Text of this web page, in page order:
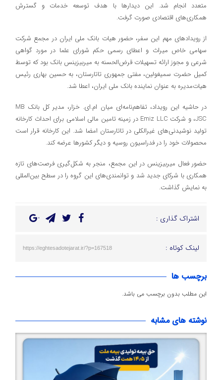
متعدد انجام شد. این دیدارها با هدف توسعه خدمات و گسترش
همکاری‌های اقتصادی صورت گرفت.
از رویدادهای مهم این سفر، حضور هیات بانک ملی ایران در مجمع شرکت
سهامی خاص میراث و اعطای رسمی حکم شورای علما در مورد گواهی
شرعی و مجوز ارائه تسهیلات قرض‌الحسنه به میربیزینس بانک بود که توسط
کمیل حضرت سمیغولین، مفتی جمهوری تاتارستان، به حسین بهاری رئیس
هیات‌مدیره به عنوان نماینده بانک ملی ایران، اعطا شد.
در حاشیه این رویداد، تفاهم‌نامه‌ای میان ام.ای. خزار، مدیر کل بانک MB
JSC، و شرکت Emiz LLC در زمینه تامین مالی اسلامی برای احداث کارخانه
تولید نوشیدنی‌های غیرالکلی در تاتارستان امضا شد. این کارخانه قرار است
محصولات خود را در فدراسیون روسیه و دیگر کشورها عرضه کند.
حضور فعال میربیزینس در این مجمع، منجر به شکل‌گیری فرصت‌های تازه
همکاری با شرکای جدید شد و توانمندی‌های این گروه را در سطح بین‌المللی
به نمایش گذاشت.
اشتراک گذاری :
لینک کوتاه : https://eghtesadotejarat.ir/?p=167518
برچسب ها
این مطلب بدون برچسب می باشد.
نوشته های مشابه